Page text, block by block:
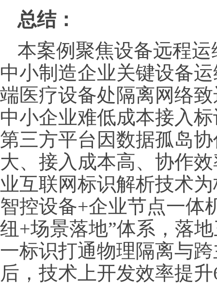
总结：
本案例聚焦设备远程
中小制造企业关键设备
端医疗设备处隔离网络
中小企业难低成本接入
第三方平台因数据孤岛
大、接入成本高、协作
业互联网标识解析技术
智控设备+企业节点一体
纽+场景落地”体系，落
一标识打通物理隔离与
后，技术上开发效率提